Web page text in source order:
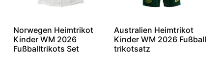
Norwegen Heimtrikot
Kinder WM 2026
Fußballtrikots Set
Australien Heimtrikot
Kinder WM 2026 Fußball
trikotsatz